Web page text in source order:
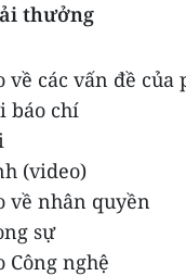
thưởng
về các vấn đề của
báo chí
(video)
về nhân quyền
sự
Công nghệ